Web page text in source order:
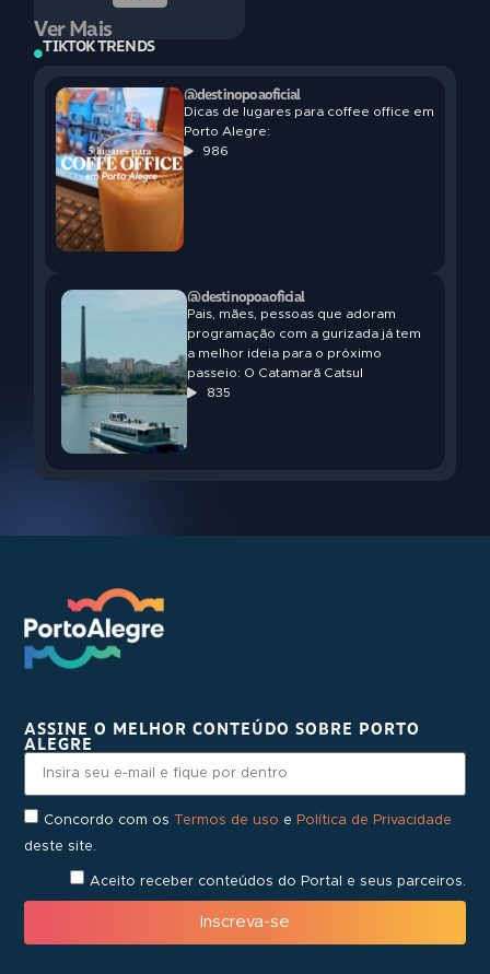
Ver Mais
TIKTOK TRENDS
@destinopoaoficial
Dicas de lugares para coffee office em
Porto Alegre:
986
@destinopoaoficial
Pais, mães, pessoas que adoram
programação com a gurizada já tem
a melhor ideia para o próximo
passeio: O Catamarã Catsul
835
ASSINE O MELHOR CONTEÚDO SOBRE PORTO
ALEGRE
Concordo com os Termos de uso e Política de Privacidade
deste site.
Aceito receber conteúdos do Portal e seus parceiros.
Inscreva-se